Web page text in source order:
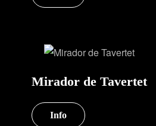
Mirador de Tavertet
Info